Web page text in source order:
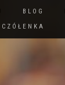
BLOG
CZÓŁENKA